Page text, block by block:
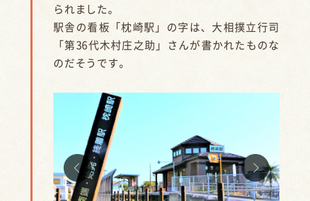
られました。
駅舎の看板「枕崎駅」の字は、大相撲立行司
「第36代木村庄之助」さんが書かれたものな
のだそうです。